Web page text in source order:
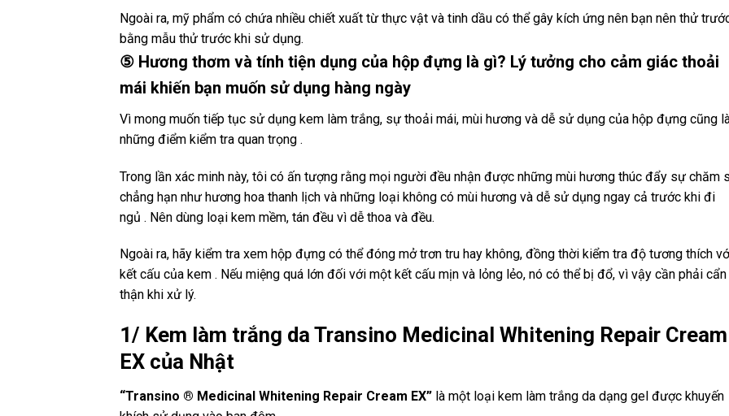
Ngoài ra, mỹ phẩm có chứa nhiều chiết xuất từ ​​thực vật và tinh dầu có thể gây kích ứng nên bạn nên thử
bằng mẫu thử trước khi sử dụng.
⑤ Hương thơm và tính tiện dụng của hộp đựng là gì? Lý tưởng cho cảm giác thoải
mái khiến bạn muốn sử dụng hàng ngày
Vì mong muốn tiếp tục sử dụng kem làm trắng, sự thoải mái, mùi hương và dễ sử dụng của hộp đựng cũng
những điểm kiểm tra quan trọng .
Trong lần xác minh này, tôi có ấn tượng rằng mọi người đều nhận được những mùi hương thúc đẩy sự chăm
chẳng hạn như hương hoa thanh lịch và những loại không có mùi hương và dễ sử dụng ngay cả trước khi đi
ngủ . Nên dùng loại kem mềm, tán đều vì dễ thoa và đều.
Ngoài ra, hãy kiểm tra xem hộp đựng có thể đóng mở trơn tru hay không, đồng thời kiểm tra độ tương thích
kết cấu của kem . Nếu miệng quá lớn đối với một kết cấu mịn và lỏng lẻo, nó có thể bị đổ, vì vậy cần phải cẩn
thận khi xử lý.
1/ Kem làm trắng da Transino Medicinal Whitening Repair Cream
EX của Nhật
“Transino ® Medicinal Whitening Repair Cream EX” là một loại kem làm trắng da dạng gel được khuyến